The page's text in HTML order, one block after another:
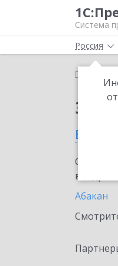
Система
Россия
Главная
в
Абакан